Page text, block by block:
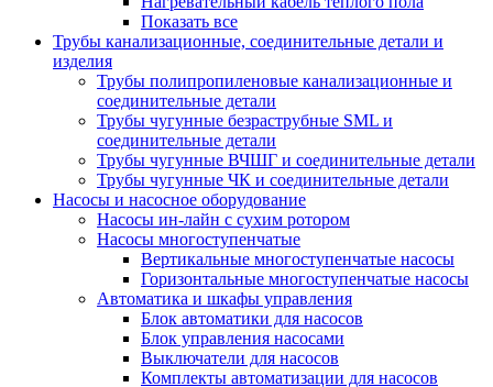
Показать все
Трубы канализационные, соединительные детали и
изделия
Трубы полипропиленовые канализационные и
соединительные детали
Трубы чугунные безраструбные SML и
соединительные детали
Трубы чугунные ВЧШГ и соединительные детали
Трубы чугунные ЧК и соединительные детали
Насосы и насосное оборудование
Насосы ин-лайн с сухим ротором
Насосы многоступенчатые
Вертикальные многоступенчатые насосы
Горизонтальные многоступенчатые насосы
Автоматика и шкафы управления
Блок автоматики для насосов
Блок управления насосами
Выключатели для насосов
Комплекты автоматизации для насосов